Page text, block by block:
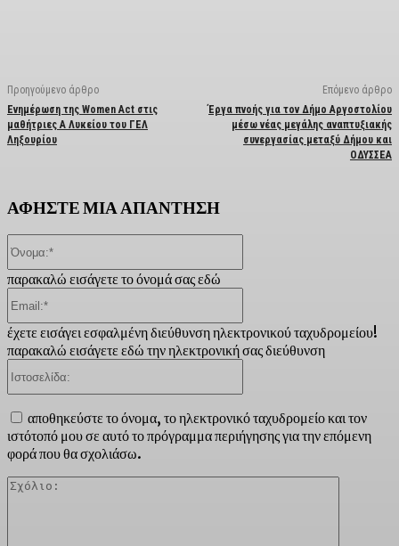
Προηγούμενο άρθρο
Ενημέρωση της Women Act στις
μαθήτριες Α Λυκείου του ΓΕΛ
Ληξουρίου
Επόμενο άρθρο
Έργα πνοής για τον Δήμο Αργοστολίου
μέσω νέας μεγάλης αναπτυξιακής
συνεργασίας μεταξύ Δήμου και
ΟΔΥΣΣΕΑ
ΑΦΗΣΤΕ ΜΙΑ ΑΠΑΝΤΗΣΗ
παρακαλώ εισάγετε το όνομά σας εδώ
έχετε εισάγει εσφαλμένη διεύθυνση ηλεκτρονικού ταχυδρομείου!
παρακαλώ εισάγετε εδώ την ηλεκτρονική σας διεύθυνση
αποθηκεύστε το όνομα, το ηλεκτρονικό ταχυδρομείο και τον
ιστότοπό μου σε αυτό το πρόγραμμα περιήγησης για την επόμενη
φορά που θα σχολιάσω.